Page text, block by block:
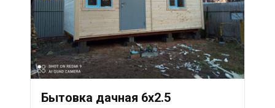
Бытовка дачная 6х2.5